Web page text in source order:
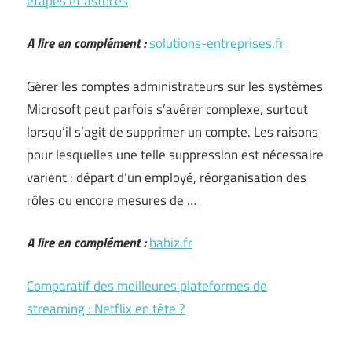
A lire en complément :solutions-entreprises.fr
Gérer les comptes administrateurs sur les systèmes
Microsoft peut parfois s’avérer complexe, surtout
lorsqu’il s’agit de supprimer un compte. Les raisons
pour lesquelles une telle suppression est nécessaire
varient : départ d’un employé, réorganisation des
rôles ou encore mesures de …
A lire en complément :habiz.fr
Comparatif des meilleures plateformes de
streaming : Netflix en tête ?